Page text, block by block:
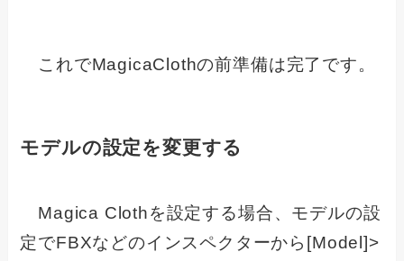
これでMagicaClothの前準備は完了です。
モデルの設定を変更する
Magica Clothを設定する場合、モデルの設
定でFBXなどのインスペクターから[Model]>